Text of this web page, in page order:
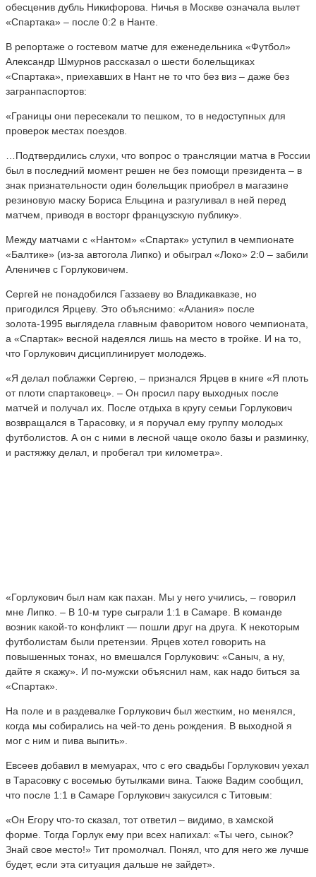
обесценив дубль Никифорова. Ничья в Москве означала вылет
«Спартака» – после 0:2 в Нанте.
В репортаже о гостевом матче для еженедельника «Футбол»
Александр Шмурнов рассказал о шести болельщиках
«Спартака», приехавших в Нант не то что без виз – даже без
загранпаспортов:
«Границы они пересекали то пешком, то в недоступных для
проверок местах поездов.
…Подтвердились слухи, что вопрос о трансляции матча в России
был в последний момент решен не без помощи президента – в
знак признательности один болельщик приобрел в магазине
резиновую маску Бориса Ельцина и разгуливал в ней перед
матчем, приводя в восторг французскую публику».
Между матчами с «Нантом» «Спартак» уступил в чемпионате
«Балтике» (из-за автогола Липко) и обыграл «Локо» 2:0 – забили
Аленичев с Горлуковичем.
Сергей не понадобился Газзаеву во Владикавказе, но
пригодился Ярцеву. Это объяснимо: «Алания» после
золота-1995 выглядела главным фаворитом нового чемпионата,
а «Спартак» весной надеялся лишь на место в тройке. И на то,
что Горлукович дисциплинирует молодежь.
«Я делал поблажки Сергею, – признался Ярцев в книге «Я плоть
от плоти спартаковец». – Он просил пару выходных после
матчей и получал их. После отдыха в кругу семьи Горлукович
возвращался в Тарасовку, и я поручал ему группу молодых
футболистов. А он с ними в лесной чаще около базы и разминку,
и растяжку делал, и пробегал три километра».
«Горлукович был нам как пахан. Мы у него учились, – говорил
мне Липко. – В 10-м туре сыграли 1:1 в Самаре. В команде
возник какой-то конфликт — пошли друг на друга. К некоторым
футболистам были претензии. Ярцев хотел говорить на
повышенных тонах, но вмешался Горлукович: «Саныч, а ну,
дайте я скажу». И по-мужски объяснил нам, как надо биться за
«Спартак».
На поле и в раздевалке Горлукович был жестким, но менялся,
когда мы собирались на чей-то день рождения. В выходной я
мог с ним и пива выпить».
Евсеев добавил в мемуарах, что с его свадьбы Горлукович уехал
в Тарасовку с восемью бутылками вина. Также Вадим сообщил,
что после 1:1 в Самаре Горлукович закусился с Титовым:
«Он Егору что-то сказал, тот ответил – видимо, в хамской
форме. Тогда Горлук ему при всех напихал: «Ты чего, сынок?
Знай свое место!» Тит промолчал. Понял, что для него же лучше
будет, если эта ситуация дальше не зайдет».